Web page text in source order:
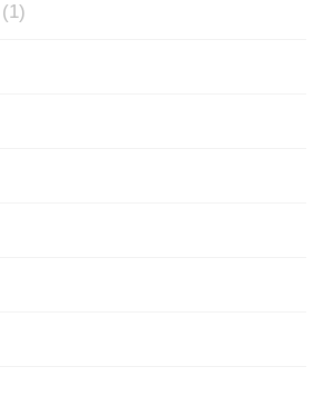
(1)